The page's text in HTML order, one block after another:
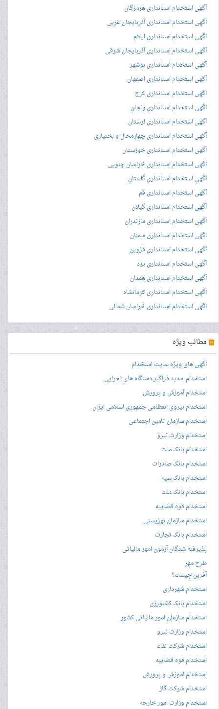
آگهی استخدام استانداری هرمزگان
آگهی استخدام استانداری آذربایجان غربی
آگهی استخدام استانداری ایلام
آگهی استخدام استانداری آذربایجان شرقی
آگهی استخدام استانداری بوشهر
آگهی استخدام استانداری اصفهان
آگهی استخدام استانداری کرج
آگهی استخدام استانداری زنجان
آگهی استخدام استانداری لرستان
آگهی استخدام استانداری چهارمحال و بختیاری
آگهی استخدام استانداری خوزستان
آگهی استخدام استانداری خراسان جنوبی
آگهی استخدام استانداری گلستان
آگهی استخدام استانداری قم
آگهی استخدام استانداری گیلان
آگهی استخدام استانداری مازندران
آگهی استخدام استانداری سمنان
آگهی استخدام استانداری قزوین
آگهی استخدام استانداری یزد
آگهی استخدام استانداری همدان
آگهی استخدام استانداری کرمانشاه
آگهی استخدام استانداری خراسان شمالی
» مطالب ویژه
آگهی های ویژه سایت استخدام
استخدام جدید فراگیر دستگاه های اجرایی
استخدام آموزش و پرورش
استخدام نیروی انتظامی جمهوری اسلامی ایران
استخدام سازمان تامین اجتماعی
استخدام وزارت نیرو
استخدام بانک ملت
استخدام بانک صادرات
استخدام بانک سپه
استخدام بانک ملت
استخدام قوه قضاییه
استخدام سازمان بهزیستی
استخدام بانک تجارت
پذیرفته شدگان آزمون امور مالیاتی
طرح مهر
آفرین چیست؟
استخدام شهرداری
استخدام بانک کشاورزی
استخدام سازمان امور مالیاتی کشور
استخدام وزارت نیرو
استخدام شرکت نفت
استخدام قوه قضاییه
استخدام آموزش و پرورش
استخدام شرکت گاز
استخدام وزارت امور خارجه